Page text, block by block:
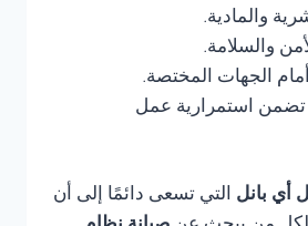
والمادية.
والسلامة.
الجهات المختصة.
تضمن استمرارية عمل
أي بانل التي تسعى دائمًا إلى أن